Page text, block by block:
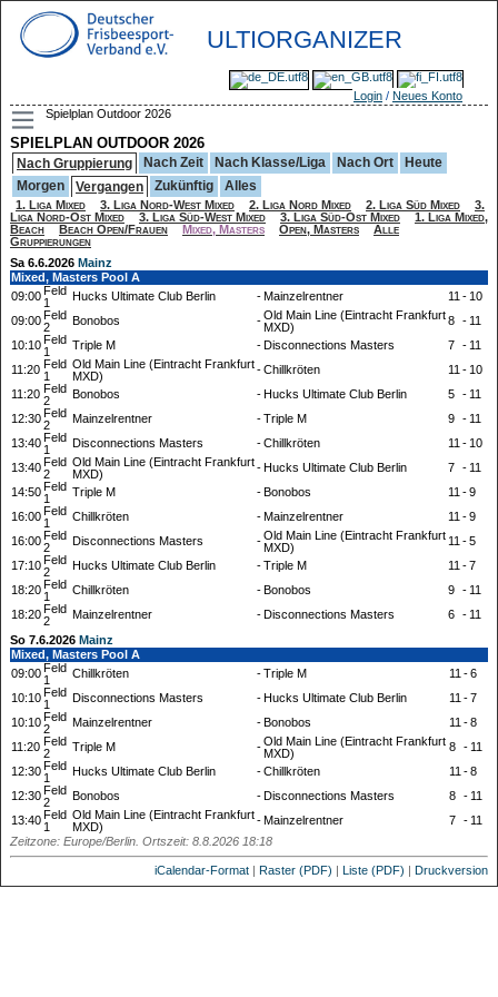
ULTIORGANIZER
Login / Neues Konto
Spielplan Outdoor 2026
SPIELPLAN OUTDOOR 2026
Nach Gruppierung Nach Zeit Nach Klasse/Liga Nach Ort
Heute
Morgen
Vergangen Zukünftig Alles
1. Liga Mixed 3. Liga Nord-West Mixed 2. Liga Nord Mixed 2. Liga Süd Mixed
3.
Liga Nord-Ost Mixed
3. Liga Süd-West Mixed 3. Liga Süd-Ost Mixed
1. Liga Mixed,
Beach
Beach Open/Frauen Mixed, Masters Open, Masters
Alle
Gruppierungen
Sa 6.6.2026 Mainz
Mixed, Masters Pool A
09:00Feld
1
Hucks Ultimate Club Berlin -Mainzelrentner 11 - 10
09:00Feld
2
Bonobos -Old Main Line (Eintracht Frankfurt
MXD)
8 - 11
10:10Feld
1
Triple M -Disconnections Masters 7 - 11
11:20 Feld
1
Old Main Line (Eintracht Frankfurt
MXD)
-Chillkröten 11 - 10
11:20 Feld
2
Bonobos -Hucks Ultimate Club Berlin 5 - 11
12:30Feld
2
Mainzelrentner -Triple M 9 - 11
13:40Feld
1
Disconnections Masters -Chillkröten 11 - 10
13:40Feld
2
Old Main Line (Eintracht Frankfurt
MXD)
-Hucks Ultimate Club Berlin 7 - 11
14:50Feld
1
Triple M -Bonobos 11 -9
16:00Feld
1
Chillkröten -Mainzelrentner 11 -9
16:00Feld
2
Disconnections Masters -Old Main Line (Eintracht Frankfurt
MXD)
11 -5
17:10Feld
2
Hucks Ultimate Club Berlin -Triple M 11 -7
18:20Feld
1
Chillkröten -Bonobos 9 - 11
18:20Feld
2
Mainzelrentner -Disconnections Masters 6 - 11
So 7.6.2026 Mainz
Mixed, Masters Pool A
09:00Feld
1
Chillkröten -Triple M 11 -6
10:10Feld
1
Disconnections Masters -Hucks Ultimate Club Berlin 11 -7
10:10Feld
2
Mainzelrentner -Bonobos 11 -8
11:20 Feld
2
Triple M -Old Main Line (Eintracht Frankfurt
MXD)
8 - 11
12:30Feld
1
Hucks Ultimate Club Berlin -Chillkröten 11 -8
12:30Feld
2
Bonobos -Disconnections Masters 8 - 11
13:40Feld
1
Old Main Line (Eintracht Frankfurt
MXD)
-Mainzelrentner 7 - 11
Zeitzone: Europe/Berlin. Ortszeit: 8.8.2026 18:18
iCalendar-Format | Raster (PDF) | Liste (PDF) | Druckversion